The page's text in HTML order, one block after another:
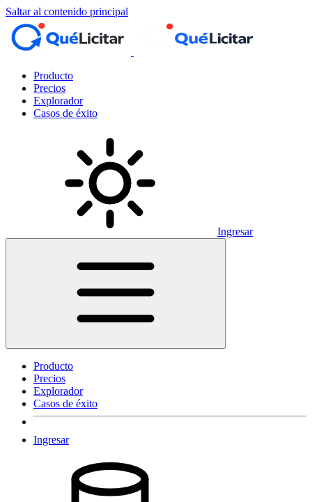
Saltar al contenido principal
Producto
Precios
Explorador
Casos de éxito
Ingresar
Producto
Precios
Explorador
Casos de éxito
Ingresar